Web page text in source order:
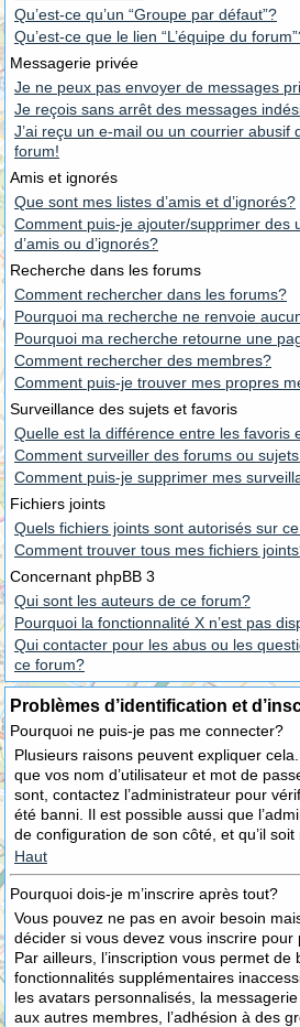
Qu’est-ce qu’un “Groupe par défaut”?
Qu’est-ce que le lien “L’équipe du
Messagerie privée
Je ne peux pas envoyer de messages
Je reçois sans arrêt des messages
J’ai reçu un e-mail ou un courrier abusif
forum!
Amis et ignorés
Que sont mes listes d’amis et d’ignorés?
Comment puis-je ajouter/supprimer des
d’amis ou d’ignorés?
Recherche dans les forums
Comment rechercher dans les forums?
Pourquoi ma recherche ne renvoie
Pourquoi ma recherche retourne une
Comment rechercher des membres?
Comment puis-je trouver mes propres
Surveillance des sujets et favoris
Quelle est la différence entre les favoris
Comment surveiller des forums ou
Comment puis-je supprimer mes
Fichiers joints
Quels fichiers joints sont autorisés sur
Comment trouver tous mes fichiers
Concernant phpBB 3
Qui sont les auteurs de ce forum?
Pourquoi la fonctionnalité X n’est pas
Qui contacter pour les abus ou les
ce forum?
Problèmes d’identification et
Pourquoi ne puis-je pas me connecter?
Plusieurs raisons peuvent expliquer
que vos nom d’utilisateur et mot de
sont, contactez l’administrateur pour
été banni. Il est possible aussi que
de configuration de son côté, et qu’il
Haut
Pourquoi dois-je m’inscrire après tout?
Vous pouvez ne pas en avoir besoin
décider si vous devez vous inscrire pour
Par ailleurs, l’inscription vous permet de
fonctionnalités supplémentaires
les avatars personnalisés, la messagerie
aux autres membres, l’adhésion à des